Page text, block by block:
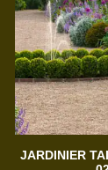
JARDINIER